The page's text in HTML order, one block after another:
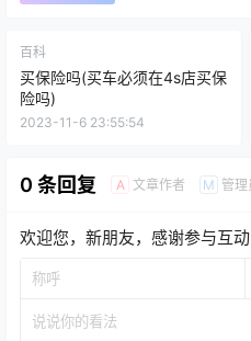
百科
买保险吗(买车必须在4s店买保
险吗)
2023-11-6 23:55:54
0 条回复 A 文章作者 M 管理
欢迎您，新朋友，感谢参与互动